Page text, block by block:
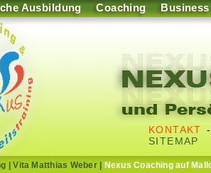
Ausbildung Coaching Business
KONTAKT
SITEMAP
|Vita Matthias Weber| Nexus Coaching auf